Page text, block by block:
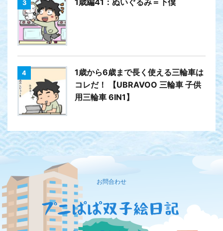
3
4
1歳から6歳まで長く使える三輪車は
コレだ！ 【UBRAVOO 三輪車 子供
用三輪車 6IN1】
お問合わせ